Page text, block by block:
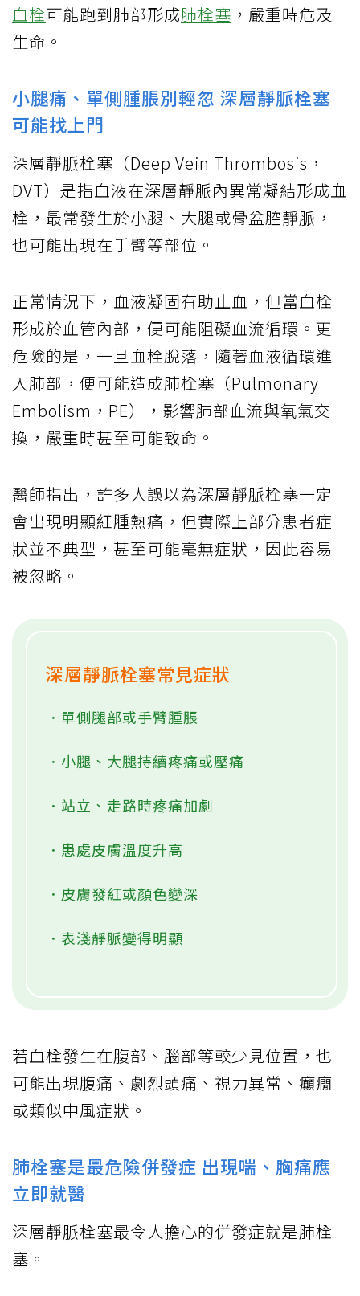
血栓可能跑到肺部形成肺栓塞 ，嚴重時危及
生命。
小腿痛、單側腫脹別輕忽 深層靜脈栓塞
可能找上門
深層靜脈栓塞（Deep Vein Thrombosis，
DVT）是指血液在深層靜脈內異常凝結形成血
栓，最常發生於小腿、大腿或骨盆腔靜脈，
也可能出現在手臂等部位。
正常情況下，血液凝固有助止血，但當血栓
形成於血管內部，便可能阻礙血流循環。更
危險的是，一旦血栓脫落，隨著血液循環進
入肺部，便可能造成肺栓塞（Pulmonary
Embolism，PE），影響肺部血流與氧氣交
換，嚴重時甚至可能致命。
醫師指出，許多人誤以為深層靜脈栓塞一定
會出現明顯紅腫熱痛，但實際上部分患者症
狀並不典型，甚至可能毫無症狀，因此容易
被忽略。
深層靜脈栓塞常見症狀
．單側腿部或手臂腫脹
．小腿、大腿持續疼痛或壓痛
．站立、走路時疼痛加劇
．患處皮膚溫度升高
．皮膚發紅或顏色變深
．表淺靜脈變得明顯
若血栓發生在腹部、腦部等較少見位置，也
可能出現腹痛、劇烈頭痛、視力異常、癲癇
或類似中風症狀。
肺栓塞是最危險併發症 出現喘、胸痛應
立即就醫
深層靜脈栓塞最令人擔心的併發症就是肺栓
塞。